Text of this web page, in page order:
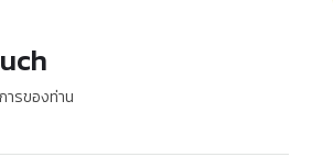
ารของท่าน